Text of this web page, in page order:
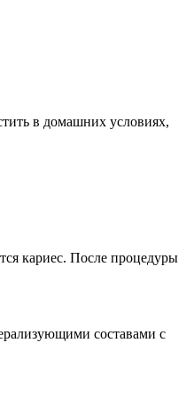
в домашних условиях,
кариес. После процедуры
составами с